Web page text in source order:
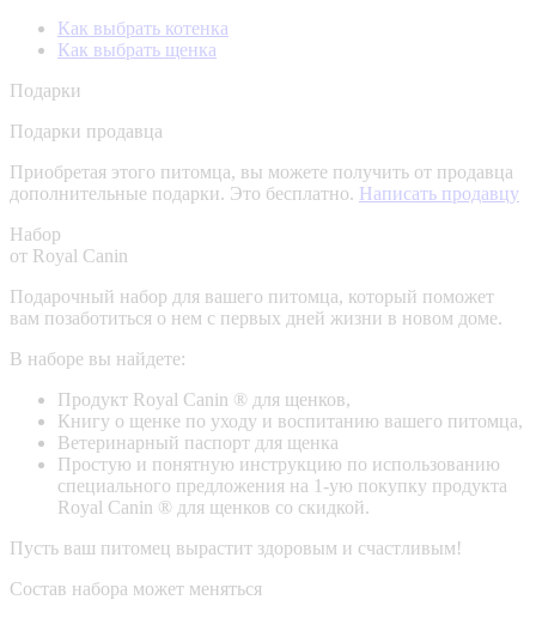
Как выбрать котенка
Как выбрать щенка
Подарки
Подарки продавца
Приобретая этого питомца, вы можете получить от продавца
дополнительные подарки. Это бесплатно. Написать продавцу
Набор
от Royal Canin
Подарочный набор для вашего питомца, который поможет
вам позаботиться о нем с первых дней жизни в новом доме.
В наборе вы найдете:
Продукт Royal Canin ® для щенков,
Книгу о щенке по уходу и воспитанию вашего питомца,
Ветеринарный паспорт для щенка
Простую и понятную инструкцию по использованию
специального предложения на 1-ую покупку продукта
Royal Canin ® для щенков со скидкой.
Пусть ваш питомец вырастит здоровым и счастливым!
Состав набора может меняться